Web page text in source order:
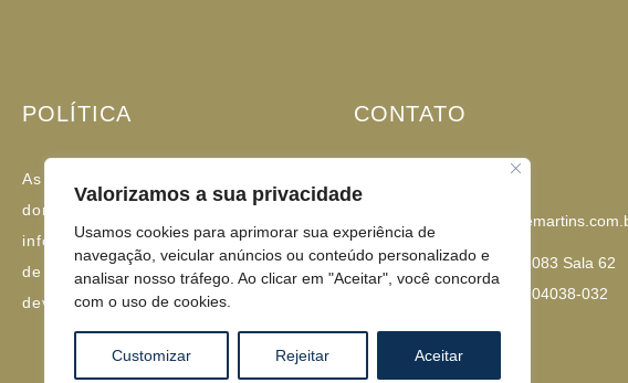
Valorizamos a sua privacidade
Usamos cookies para aprimorar sua experiência de
navegação, veicular anúncios ou conteúdo personalizado e
analisar nosso tráfego. Ao clicar em "Aceitar", você concorda
com o uso de cookies.
Customizar Rejeitar Aceitar
POLÍTICA
As informações contidas neste
domínio possuem caráter
informativo e educacional. Em caso
de dúvidas, o profissional de saúde
deverá ser sempre consultado.
CONTATO
Rua Borges Lagoa, 1083 Sala 62
Vila Clementino CEP 04038-032